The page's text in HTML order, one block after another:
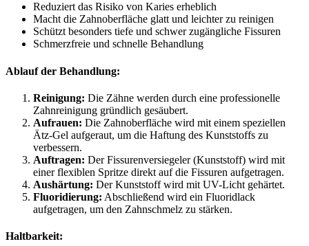
Reduziert das Risiko von Karies erheblich
Macht die Zahnoberfläche glatt und leichter zu reinigen
Schützt besonders tiefe und schwer zugängliche Fissuren
Schmerzfreie und schnelle Behandlung
Ablauf der Behandlung:
Reinigung: Die Zähne werden durch eine professionelle
Zahnreinigung gründlich gesäubert.
Aufrauen: Die Zahnoberfläche wird mit einem speziellen
Ätz-Gel aufgeraut, um die Haftung des Kunststoffs zu
verbessern.
Auftragen: Der Fissurenversiegeler (Kunststoff) wird mit
einer flexiblen Spritze direkt auf die Fissuren aufgetragen.
Aushärtung: Der Kunststoff wird mit UV-Licht gehärtet.
Fluoridierung: Abschließend wird ein Fluoridlack
aufgetragen, um den Zahnschmelz zu stärken.
Haltbarkeit: